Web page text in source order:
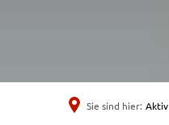
Sie sind hier: Aktiv